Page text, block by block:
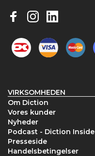
VIRKSOMHEDEN
Om Diction
Vores kunder
Nyheder
Podcast - Diction Inside
Presseside
Handelsbetingelser